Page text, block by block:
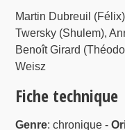
Martin Dubreuil
Twersky (Shulem),
Benoît Girard
Weisz
Fiche technique
Genre: chronique -